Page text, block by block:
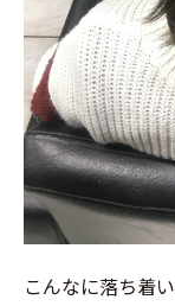
こんなに落ち着